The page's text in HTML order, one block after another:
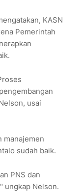
KASN
Pemerintah
usai
manajemen
sudah baik.
PNS dan
ungkap Nelson.